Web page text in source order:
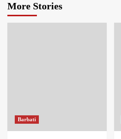
More Stories
Barbati